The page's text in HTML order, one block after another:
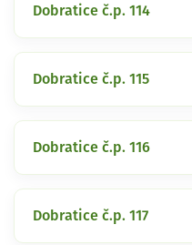
Dobratice č.p. 114
Dobratice č.p. 115
Dobratice č.p. 116
Dobratice č.p. 117